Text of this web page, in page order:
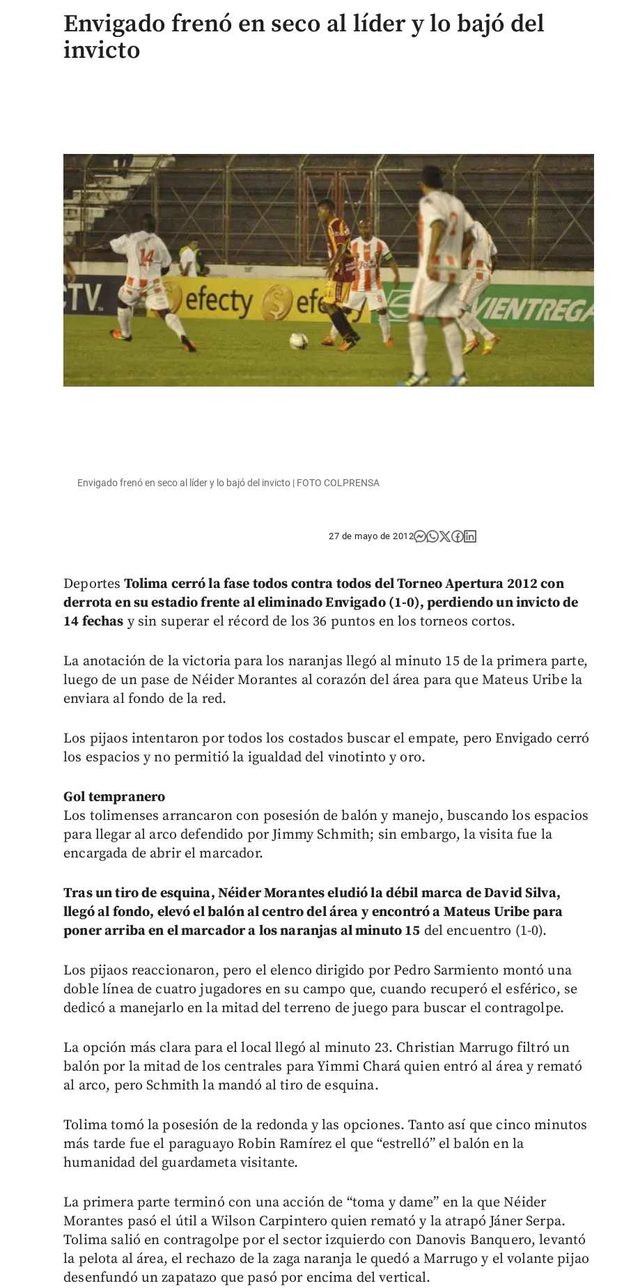
Envigado frenó en seco al líder y lo bajó del
invicto
Envigado frenó en seco al líder y lo bajó del invicto | FOTO COLPRENSA
27 de mayo de 2012
Deportes Tolima cerró la fase todos contra todos del Torneo Apertura 2012 con
derrota en su estadio frente al eliminado Envigado (1-0), perdiendo un invicto de
14 fechas y sin superar el récord de los 36 puntos en los torneos cortos.
La anotación de la victoria para los naranjas llegó al minuto 15 de la primera parte,
luego de un pase de Néider Morantes al corazón del área para que Mateus Uribe la
enviara al fondo de la red.
Los pijaos intentaron por todos los costados buscar el empate, pero Envigado cerró
los espacios y no permitió la igualdad del vinotinto y oro.
Gol tempranero
Los tolimenses arrancaron con posesión de balón y manejo, buscando los espacios
para llegar al arco defendido por Jimmy Schmith; sin embargo, la visita fue la
encargada de abrir el marcador.
Tras un tiro de esquina, Néider Morantes eludió la débil marca de David Silva,
llegó al fondo, elevó el balón al centro del área y encontró a Mateus Uribe para
poner arriba en el marcador a los naranjas al minuto 15 del encuentro (1-0).
Los pijaos reaccionaron, pero el elenco dirigido por Pedro Sarmiento montó una
doble línea de cuatro jugadores en su campo que, cuando recuperó el esférico, se
dedicó a manejarlo en la mitad del terreno de juego para buscar el contragolpe.
La opción más clara para el local llegó al minuto 23. Christian Marrugo filtró un
balón por la mitad de los centrales para Yimmi Chará quien entró al área y remató
al arco, pero Schmith la mandó al tiro de esquina.
Tolima tomó la posesión de la redonda y las opciones. Tanto así que cinco minutos
más tarde fue el paraguayo Robin Ramírez el que “estrelló” el balón en la
humanidad del guardameta visitante.
La primera parte terminó con una acción de “toma y dame” en la que Néider
Morantes pasó el útil a Wilson Carpintero quien remató y la atrapó Jáner Serpa.
Tolima salió en contragolpe por el sector izquierdo con Danovis Banquero, levantó
la pelota al área, el rechazo de la zaga naranja le quedó a Marrugo y el volante pijao
desenfundó un zapatazo que pasó por encima del vertical.